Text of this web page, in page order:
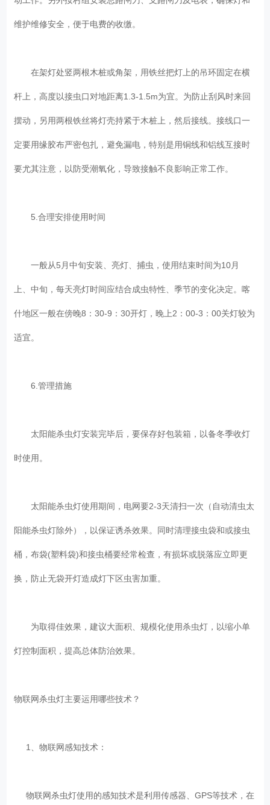
维护维修安全，便于电费的收缴。
在架灯处竖两根木桩或角架，用铁丝把灯上的吊环固定在横
杆上，高度以接虫口对地距离1.3-1.5m为宜。为防止刮风时来回
摆动，另用两根铁丝将灯壳持紧于木桩上，然后接线。接线口一
定要用缘胶布严密包扎，避免漏电，特别是用铜线和铝线互接时
要尤其注意，以防受潮氧化，导致接触不良影响正常工作。
5.合理安排使用时间
一般从5月中旬安装、亮灯、捕虫，使用结束时间为10月
上、中旬，每天亮灯时间应结合成虫特性、季节的变化决定。喀
什地区一般在傍晚8：30-9：30开灯，晚上2：00-3：00关灯较为
适宜。
6.管理措施
太阳能杀虫灯安装完毕后，要保存好包装箱，以备冬季收灯
时使用。
太阳能杀虫灯使用期间，电网要2-3天清扫一次（自动清虫太
阳能杀虫灯除外），以保证诱杀效果。同时清理接虫袋和或接虫
桶，布袋(塑料袋)和接虫桶要经常检查，有损坏或脱落应立即更
换，防止无袋开灯造成灯下区虫害加重。
为取得佳效果，建议大面积、规模化使用杀虫灯，以缩小单
灯控制面积，提高总体防治效果。
物联网杀虫灯主要运用哪些技术？
1、物联网感知技术：
物联网杀虫灯使用的感知技术是利用传感器、GPS等技术，在